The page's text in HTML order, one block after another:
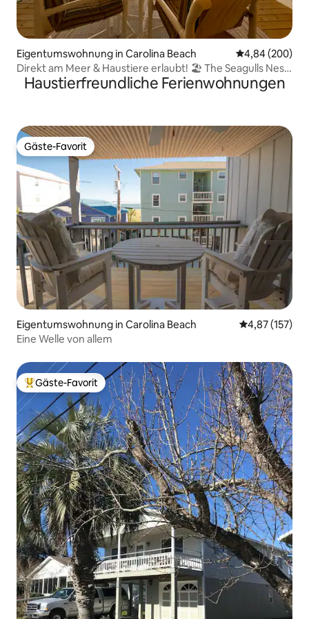
Eigentumswohnung in Carolina Beach
4,84 (200)
Direkt am Meer & Haustiere erlaubt! 🏖 The Seagulls Nest
🌊Haustierfreundliche Ferienwohnungen
Gäste-Favorit
Gäste-Favorit
Eigentumswohnung in Carolina Beach
4,87 (157)
Eine Welle von allem
Beliebter Gäste-Favorit.
Gäste-Favorit